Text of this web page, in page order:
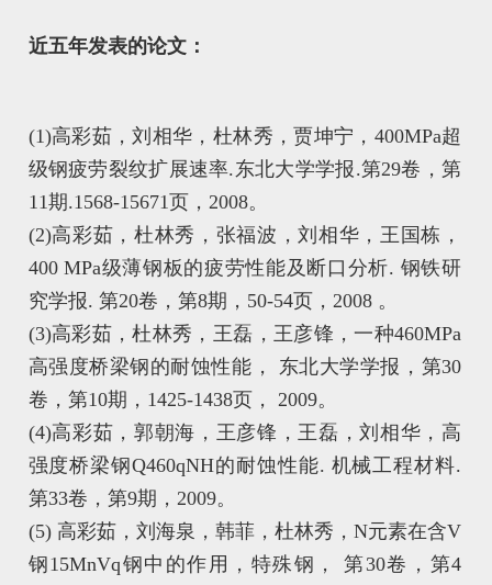
近五年发表的论文：
(1)高彩茹，刘相华，杜林秀，贾坤宁，400MPa超
级钢疲劳裂纹扩展速率.东北大学学报.第29卷，第
11期.1568-15671页，2008。
(2)高彩茹，杜林秀，张福波，刘相华，王国栋，
400 MPa级薄钢板的疲劳性能及断口分析. 钢铁研
究学报. 第20卷，第8期，50-54页，2008 。
(3)高彩茹，杜林秀，王磊，王彦锋，一种460MPa
高强度桥梁钢的耐蚀性能， 东北大学学报，第30
卷，第10期，1425-1438页， 2009。
(4)高彩茹，郭朝海，王彦锋，王磊，刘相华，高
强度桥梁钢Q460qNH的耐蚀性能. 机械工程材料.
第33卷，第9期，2009。
(5) 高彩茹，刘海泉，韩菲，杜林秀，N元素在含V
钢15MnVq钢中的作用，特殊钢， 第30卷，第4